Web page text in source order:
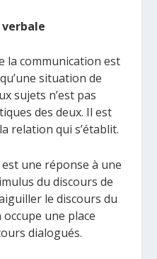
la communication est
situation de
sujets n’est pas
des deux. Il est
relation qui s’établit.
une réponse à une
du discours de
le discours du
une place
dialogués.